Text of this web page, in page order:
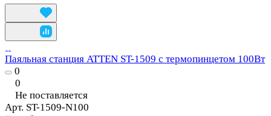
Паяльная станция ATTEN ST-1509 с термопинцетом 100Вт
0
0
Не поставляется
Арт. ST-1509-N100